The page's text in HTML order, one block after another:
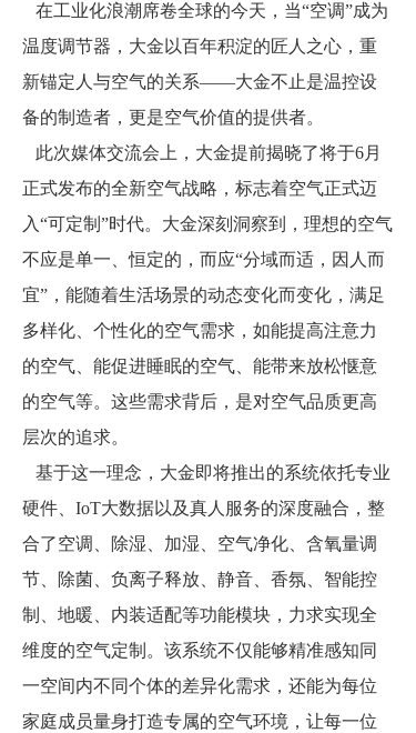
在工业化浪潮席卷全球的今天，当“空调”成为
温度调节器，大金以百年积淀的匠人之心，重
新锚定人与空气的关系——大金不止是温控设
备的制造者，更是空气价值的提供者。
此次媒体交流会上，大金提前揭晓了将于6月
正式发布的全新空气战略，标志着空气正式迈
入“可定制”时代。大金深刻洞察到，理想的空气
不应是单一、恒定的，而应“分域而适，因人而
宜”，能随着生活场景的动态变化而变化，满足
多样化、个性化的空气需求，如能提高注意力
的空气、能促进睡眠的空气、能带来放松惬意
的空气等。这些需求背后，是对空气品质更高
层次的追求。
基于这一理念，大金即将推出的系统依托专业
硬件、IoT大数据以及真人服务的深度融合，整
合了空调、除湿、加湿、空气净化、含氧量调
节、除菌、负离子释放、静音、香氛、智能控
制、地暖、内装适配等功能模块，力求实现全
维度的空气定制。该系统不仅能够精准感知同
一空间内不同个体的差异化需求，还能为每位
家庭成员量身打造专属的空气环境，让每一位